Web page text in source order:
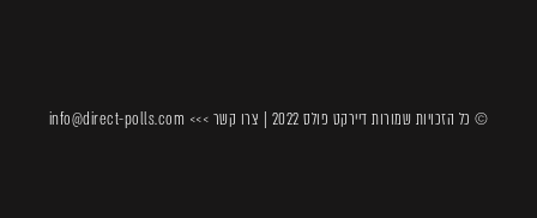
© כל הזכויות שמורות דיירקט פולס 2022 | צרו קשר >>> info@direct-polls.com